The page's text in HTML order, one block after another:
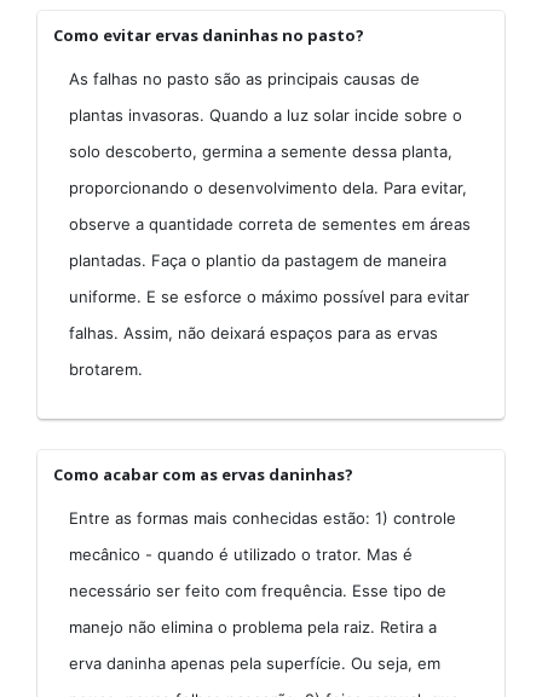
Como evitar ervas daninhas no pasto?
As falhas no pasto são as principais causas de
plantas invasoras. Quando a luz solar incide sobre o
solo descoberto, germina a semente dessa planta,
proporcionando o desenvolvimento dela. Para evitar,
observe a quantidade correta de sementes em áreas
plantadas. Faça o plantio da pastagem de maneira
uniforme. E se esforce o máximo possível para evitar
falhas. Assim, não deixará espaços para as ervas
brotarem.
Como acabar com as ervas daninhas?
Entre as formas mais conhecidas estão: 1) controle
mecânico - quando é utilizado o trator. Mas é
necessário ser feito com frequência. Esse tipo de
manejo não elimina o problema pela raiz. Retira a
erva daninha apenas pela superfície. Ou seja, em